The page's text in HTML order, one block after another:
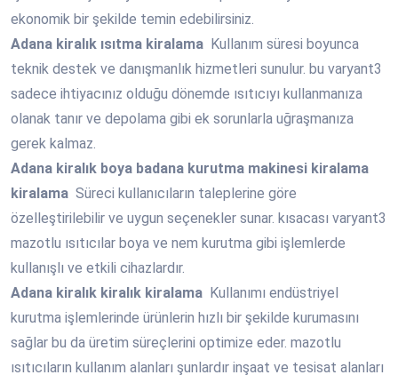
ekonomik bir şekilde temin edebilirsiniz.
Adana kiralık ısıtma kiralama Kullanım süresi boyunca
teknik destek ve danışmanlık hizmetleri sunulur. bu varyant3
sadece ihtiyacınız olduğu dönemde ısıtıcıyı kullanmanıza
olanak tanır ve depolama gibi ek sorunlarla uğraşmanıza
gerek kalmaz.
Adana kiralık boya badana kurutma makinesi kiralama
kiralama Süreci kullanıcıların taleplerine göre
özelleştirilebilir ve uygun seçenekler sunar. kısacası varyant3
mazotlu ısıtıcılar boya ve nem kurutma gibi işlemlerde
kullanışlı ve etkili cihazlardır.
Adana kiralık kiralık kiralama Kullanımı endüstriyel
kurutma işlemlerinde ürünlerin hızlı bir şekilde kurumasını
sağlar bu da üretim süreçlerini optimize eder. mazotlu
ısıtıcıların kullanım alanları şunlardır inşaat ve tesisat alanları